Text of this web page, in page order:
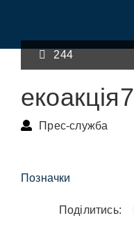
244
екоакція7
Прес-служба
Позначки
Поділитись: